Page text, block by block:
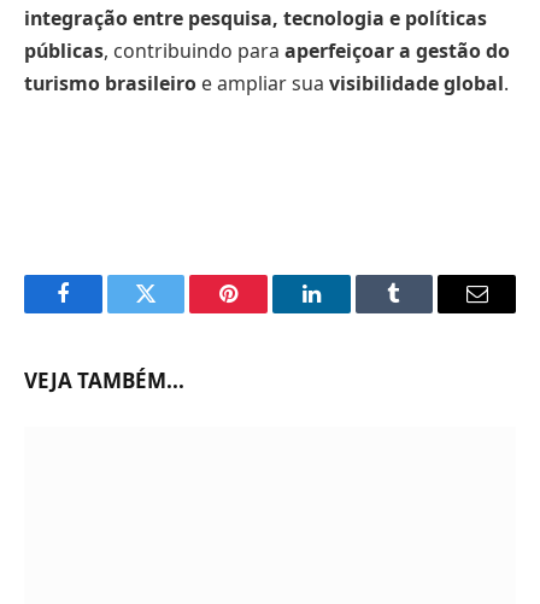
integração entre pesquisa, tecnologia e políticas
públicas, contribuindo para aperfeiçoar a gestão do
turismo brasileiro e ampliar sua visibilidade global.
FacebookTwitter Pinterest LinkedInTumblr Email
VEJA TAMBÉM...